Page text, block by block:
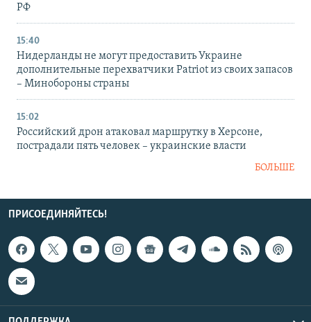
РФ
15:40
Нидерланды не могут предоставить Украине
дополнительные перехватчики Patriot из своих запасов
– Минобороны страны
15:02
Российский дрон атаковал маршрутку в Херсоне,
пострадали пять человек – украинские власти
БОЛЬШЕ
ПРИСОЕДИНЯЙТЕСЬ!